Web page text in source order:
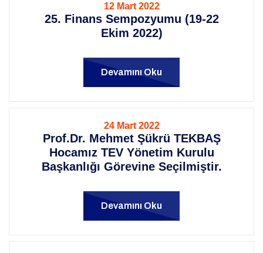
12 Mart 2022
25. Finans Sempozyumu (19-22
Ekim 2022)
Devamını Oku
24 Mart 2022
Prof.Dr. Mehmet Şükrü TEKBAŞ
Hocamız TEV Yönetim Kurulu
Başkanlığı Görevine Seçilmiştir.
Devamını Oku